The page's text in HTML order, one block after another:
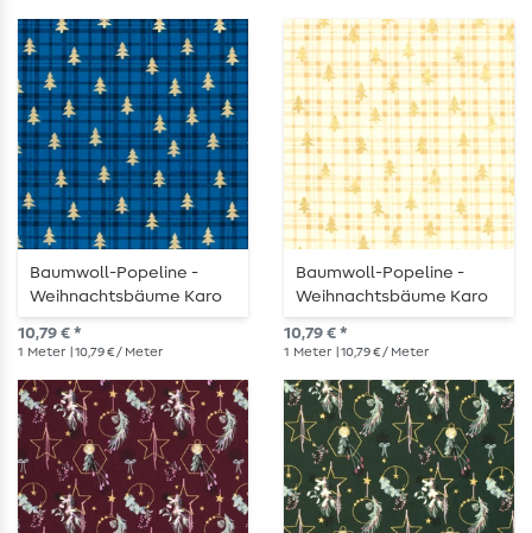
Baumwoll-Popeline -
Weihnachtsbäume Karo
Royalblau Gold
10,79 € *
1 Meter | 10,79 € / Meter
Baumwoll-Popeline -
Weihnachtsbäume Karo
Wollweiß Gold
10,79 € *
1 Meter | 10,79 € / Meter